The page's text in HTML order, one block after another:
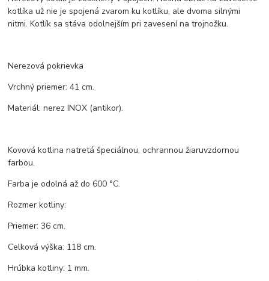
kotlíka už nie je spojená zvarom ku kotlíku, ale dvoma silnými
nitmi. Kotlík sa stáva odolnejším pri zavesení na trojnožku.
Nerezová pokrievka
Vrchný priemer: 41 cm.
Materiál: nerez INOX (antikor).
Kovová kotlina natretá špeciálnou, ochrannou žiaruvzdornou
farbou.
Farba je odolná až do 600 °C.
Rozmer kotliny:
Priemer: 36 cm.
Celková výška: 118 cm.
Hrúbka kotliny: 1 mm.